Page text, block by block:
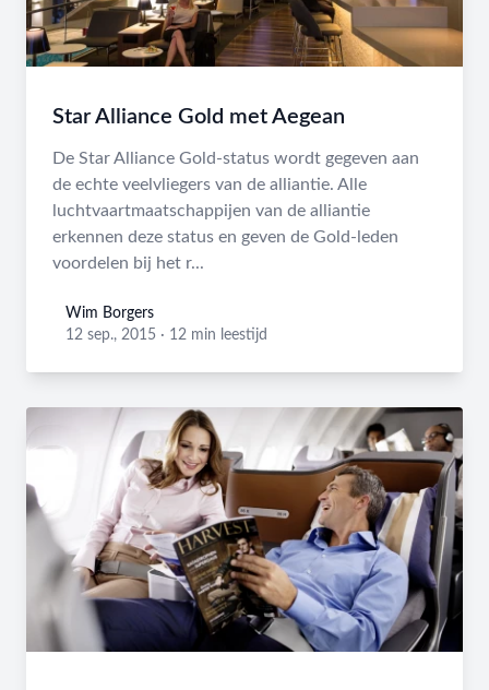
Star Alliance Gold met Aegean
De Star Alliance Gold-status wordt gegeven aan
de echte veelvliegers van de alliantie. Alle
luchtvaartmaatschappijen van de alliantie
erkennen deze status en geven de Gold-leden
voordelen bij het r...
Wim Borgers
Wim Borgers
12 sep., 2015 · 12 min leestijd